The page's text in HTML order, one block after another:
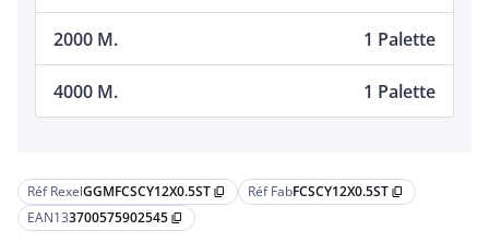
Réf RexelGGMFCSCY12X0.5ST content_copy Réf FabFCSCY12X0.5ST content_copy
EAN133700575902545 content_copy
2000 M. 1 Palette
4000 M. 1 Palette